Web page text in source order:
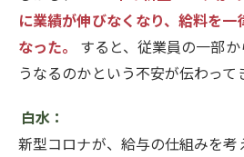
に業績が伸びなくなり、給料を一
なった。
すると、従業員の一部
うなるのかという不安が伝わって
白水：
新型コロナが、給与の仕組みを考